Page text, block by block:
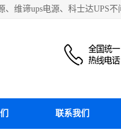
维谛ups电源、科士达UPS
联系我们